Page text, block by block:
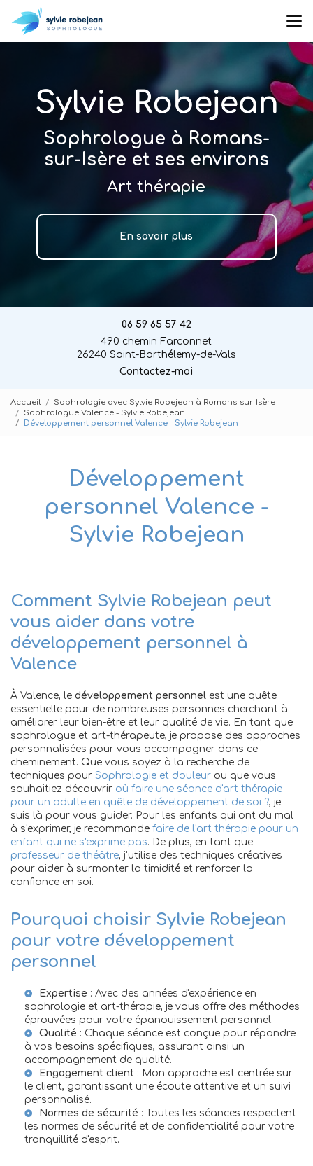
au
contenu
Sophrologue à Romans-
sur-Isère et ses environs
Art thérapie
En savoir plus
06 59 65 57 42
490 chemin Farconnet
26240 Saint-Barthélemy-de-Vals
Contactez-moi
Accueil
Sophrologie avec Sylvie Robejean à Romans-sur-Isère
Sophrologue Valence - Sylvie Robejean
Développement personnel Valence - Sylvie Robejean
Développement
personnel Valence -
Sylvie Robejean
Comment Sylvie Robejean peut
vous aider dans votre
développement personnel à
Valence
À Valence, le développement personnel est une quête
essentielle pour de nombreuses personnes cherchant à
améliorer leur bien-être et leur qualité de vie. En tant que
sophrologue et art-thérapeute, je propose des approches
personnalisées pour vous accompagner dans ce
cheminement. Que vous soyez à la recherche de
techniques pour Sophrologie et douleur ou que vous
souhaitiez découvrir où faire une séance d'art thérapie
pour un adulte en quête de développement de soi ?, je
suis là pour vous guider. Pour les enfants qui ont du mal
à s'exprimer, je recommande faire de l'art thérapie pour un
enfant qui ne s'exprime pas. De plus, en tant que
professeur de théâtre, j'utilise des techniques créatives
pour aider à surmonter la timidité et renforcer la
confiance en soi.
Pourquoi choisir Sylvie Robejean
pour votre développement
personnel
Expertise : Avec des années d'expérience en
sophrologie et art-thérapie, je vous offre des méthodes
éprouvées pour votre épanouissement personnel.
Qualité : Chaque séance est conçue pour répondre
à vos besoins spécifiques, assurant ainsi un
accompagnement de qualité.
Engagement client : Mon approche est centrée sur
le client, garantissant une écoute attentive et un suivi
personnalisé.
Normes de sécurité : Toutes les séances respectent
les normes de sécurité et de confidentialité pour votre
tranquillité d'esprit.